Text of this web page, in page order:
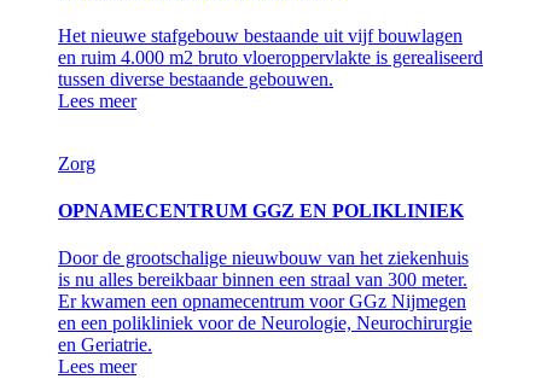
Het nieuwe stafgebouw bestaande uit vijf bouwlagen
en ruim 4.000 m2 bruto vloeroppervlakte is gerealiseerd
tussen diverse bestaande gebouwen.
Lees meer
Zorg
OPNAMECENTRUM GGZ EN POLIKLINIEK
Door de grootschalige nieuwbouw van het ziekenhuis
is nu alles bereikbaar binnen een straal van 300 meter.
Er kwamen een opnamecentrum voor GGz Nijmegen
en een polikliniek voor de Neurologie, Neurochirurgie
en Geriatrie.
Lees meer